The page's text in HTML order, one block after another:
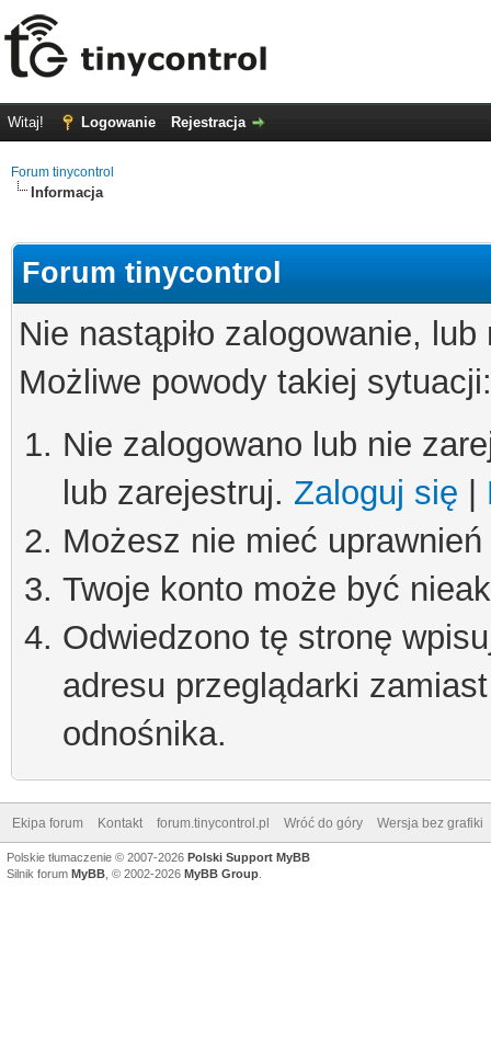
Witaj! Logowanie Rejestracja
Forum tinycontrol
Informacja
Forum tinycontrol
Nie nastąpiło zalogowanie,
Możliwe powody takiej sytuacji:
Nie zalogowano lub nie
lub zarejestruj. Zaloguj się
Możesz nie mieć
Twoje konto może być
Odwiedzono tę stronę
adresu przeglądarki
odnośnika.
Ekipa forum Kontakt forum.tinycontrol.pl Wróć do góry Wersja bez grafiki
Polskie tłumaczenie © 2007-2026 Polski Support MyBB
Silnik forum MyBB , © 2002-2026 MyBB Group